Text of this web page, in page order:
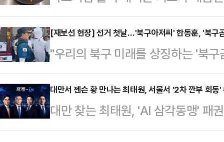
관위 직원에게 "…
증권은 SK하이닉스의 목표주가를
정했다.김동원 KB증권 리서치본부
충족률이 50%에 불과하고, D램·
라며 “메모리…
폭탄 맞은 치킨'이라고 해도 과언이
로 하면 된다.마음이 조급해졌다.
리 먹는 게 관건이다. 매콤한 치킨
가 어우러져 '맵짠느'(매콤·짭짤·느
한 타이밍이다.국내 토종 햄버거 1
맘스터치가 자사의 대표 치킨 라인
…
[재보선 현장] 선거 첫날…'북구아저씨' 한동훈, '북구
"우리의 북구 미래를 상징하는 '북
오늘 생계로 참석을 못해서 오늘 제
날인 29일 이제는 '북구아저씨'로
변신한 아내 진은정 변호사와 함께
더불어민주당 후보와 박민식 국민
대만서 젠슨 황 만나는 최태원, 서울서 '2차 깐부 회
대만 찾는 최태원, 'AI 삼각동맹' 패
일부터 대만에서 열리는 엔비디아